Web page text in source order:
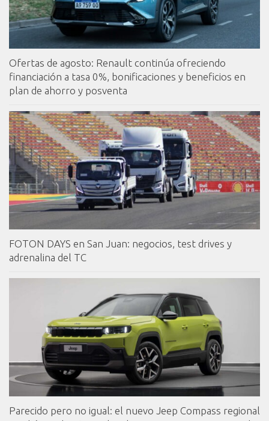
Ofertas de agosto: Renault continúa ofreciendo
financiación a tasa 0%, bonificaciones y beneficios en
plan de ahorro y posventa
FOTON DAYS en San Juan: negocios, test drives y
adrenalina del TC
Parecido pero no igual: el nuevo Jeep Compass regional